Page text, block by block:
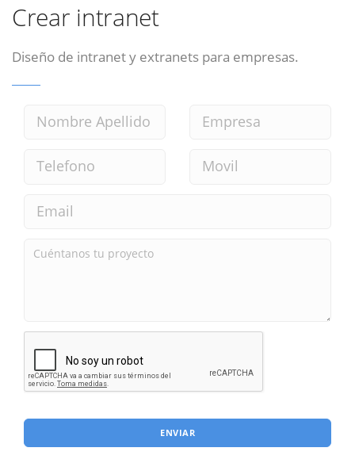
Crear intranet
Diseño de intranet y extranets para empresas.
ENVIAR